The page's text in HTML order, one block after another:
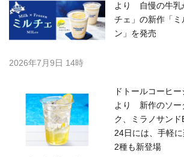
より 自慢の牛乳
チェ」の新作「
ン」を発売
2026年7月9日 14時
ドトールコーヒ
より 新作のソー
ク、ミラノサン
24日には、手軽
2種も新登場